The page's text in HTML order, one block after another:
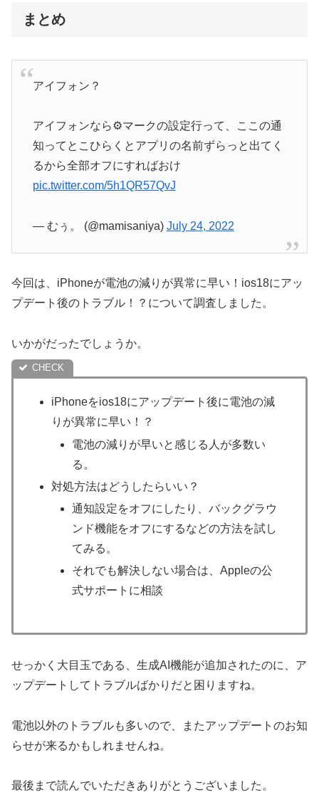
まとめ
アイフォン？
アイフォンなら⚙マークの設定行って、ここの通
知ってとこひらくとアプリの名前ずらっと出てく
るから全部オフにすればおけ
pic.twitter.com/5h1QR57QvJ
— むぅ。 (@mamisaniya) July 24, 2022
今回は、iPhoneが電池の減りが異常に早い！ios18にアッ
プデート後のトラブル！？について調査しました。
いかがだったでしょうか。
iPhoneをios18にアップデート後に電池の減
りが異常に早い！？
電池の減りが早いと感じる人が多数い
る。
対処方法はどうしたらいい？
通知設定をオフにしたり、バックグラウ
ンド機能をオフにするなどの方法を試し
てみる。
それでも解決しない場合は、Appleの公
式サポートに相談
せっかく大目玉である、生成AI機能が追加されたのに、ア
ップデートしてトラブルばかりだと困りますね。
電池以外のトラブルも多いので、またアップデートのお知
らせが来るかもしれませんね。
最後まで読んでいただきありがとうございました。